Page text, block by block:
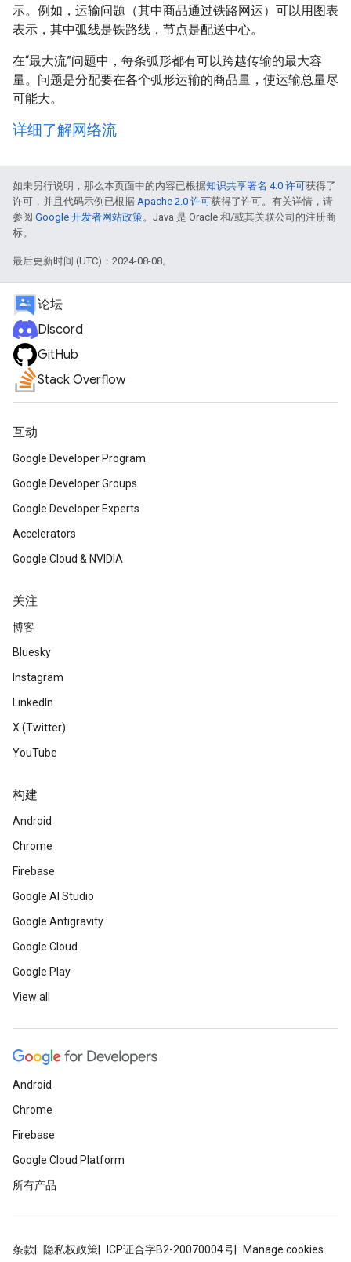
示。例如，运输问题（其中商品通过铁路网运）可以用图表
表示，其中弧线是铁路线，节点是配送中心。
在“最大流”问题中，每条弧形都有可以跨越传输的最大容
量。 问题是分配要在各个弧形运输的商品量，使运输总量尽
可能大。
详细了解网络流
如未另行说明，那么本页面中的内容已根据知识共享署名 4.0 许可获得了
许可，并且代码示例已根据 Apache 2.0 许可获得了许可。有关详情，请
参阅 Google 开发者网站政策。Java 是 Oracle 和/或其关联公司的注册商
标。
最后更新时间 (UTC)：2024-08-08。
论坛
Discord
GitHub
Stack Overflow
互动
Google Developer Program
Google Developer Groups
Google Developer Experts
Accelerators
Google Cloud & NVIDIA
关注
博客
Bluesky
Instagram
LinkedIn
X (Twitter)
YouTube
构建
Android
Chrome
Firebase
Google AI Studio
Google Antigravity
Google Cloud
Google Play
View all
Android
Chrome
Firebase
Google Cloud Platform
所有产品
条款 隐私权政策 ICP证合字B2-20070004号 Manage cookies